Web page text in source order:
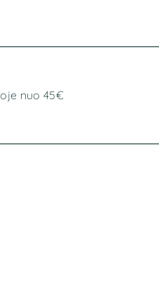
nuo 45€